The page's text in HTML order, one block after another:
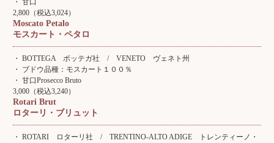
記念日
X'mas Special Dinnel 2023
甘口
2,800（税込3,024）
Moscato Petalo
モスカート・ペタロ
BOTTEGA ボッテガ社 / VENETO ヴェネト州
ブドウ品種：モスカート１００％
甘口Prosecco Bruto
3,000（税込3,240）
Rotari Brut
ロターリ・ブリュット
ROTARI ロターリ社 / TRENTINO-ALTO ADIGE トレンティーノ・